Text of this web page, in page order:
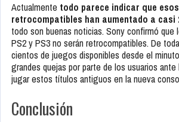
Actualmente todo parece indicar que
retrocompatibles han aumentado a casi
todo son buenas noticias. Sony confirmó que
PS2 y PS3 no serán retrocompatibles. De
cientos de juegos disponibles desde el
grandes quejas por parte de los usuarios ante
jugar estos títulos antiguos en la nueva
Conclusión